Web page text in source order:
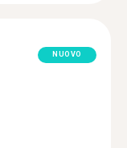
NUOVO